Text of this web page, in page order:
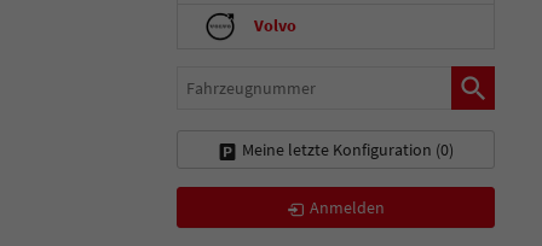
Volvo
Fahrzeugnummer
Meine letzte Konfiguration (0)
Anmelden